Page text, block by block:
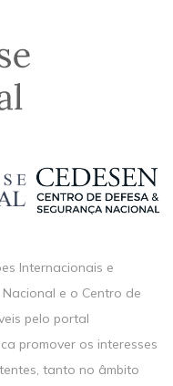
Internacionais e
e o Centro de
pelo portal
promover os interesses
tanto no âmbito